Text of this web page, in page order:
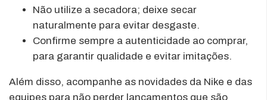
Não utilize a secadora; deixe secar
naturalmente para evitar desgaste.
Confirme sempre a autenticidade ao comprar,
para garantir qualidade e evitar imitações.
Além disso, acompanhe as novidades da Nike e das
equipes para não perder lançamentos que são